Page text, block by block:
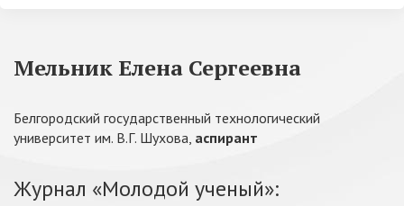
Мельник Елена Сергеевна
Белгородский государственный технологический
университет им. В.Г. Шухова, аспирант
Журнал «Молодой ученый»: